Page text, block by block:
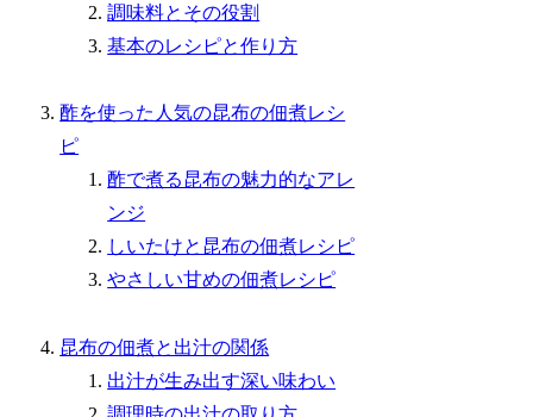
調味料とその役割
基本のレシピと作り方
酢を使った人気の昆布の佃煮レシ
ピ
酢で煮る昆布の魅力的なアレ
ンジ
しいたけと昆布の佃煮レシピ
やさしい甘めの佃煮レシピ
昆布の佃煮と出汁の関係
出汁が生み出す深い味わい